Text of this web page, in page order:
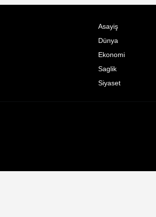
Asayiş
Dünya
Ekonomi
Saglik
Siyaset